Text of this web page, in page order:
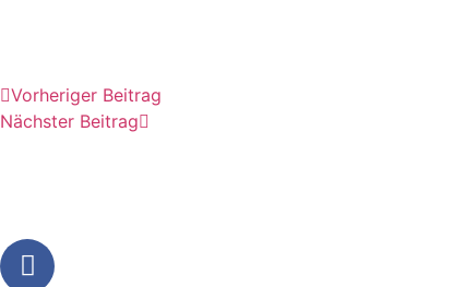
Vorheriger Beitrag
Nächster Beitrag